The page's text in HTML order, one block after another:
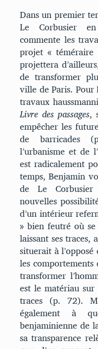
Dans un premier
Le Corbusier
commente les
projet « téméraire
projettera
de transformer
ville de Paris. Pour
travaux
Livre des passages,
empêcher les
de barricades
l’urbanisme et de
est radicalement
temps, Benjamin
de Le
nouvelles
d’un intérieur
» bien feutré où
laissant ses traces,
situerait à l’opposé
les
transformer
est le matériau
traces (p. 72).
également à
benjaminienne de
sa transparence